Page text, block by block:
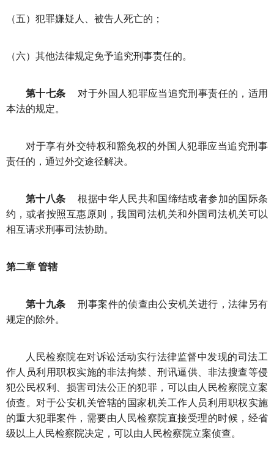
（五）犯罪嫌疑人、被告人死亡的；
（六）其他法律规定免予追究刑事责任的。
第十七条
对于外国人犯罪应当追究刑事责任的，适用
本法的规定。
对于享有外交特权和豁免权的外国人犯罪应当追究刑事
责任的，通过外交途径解决。
第十八条
根据中华人民共和国缔结或者参加的国际条
约，或者按照互惠原则，我国司法机关和外国司法机关可以
相互请求刑事司法协助。
第二章 管辖
第十九条
刑事案件的侦查由公安机关进行，法律另有
规定的除外。
人民检察院在对诉讼活动实行法律监督中发现的司法工
作人员利用职权实施的非法拘禁、刑讯逼供、非法搜查等侵
犯公民权利、损害司法公正的犯罪，可以由人民检察院立案
侦查。对于公安机关管辖的国家机关工作人员利用职权实施
的重大犯罪案件，需要由人民检察院直接受理的时候，经省
级以上人民检察院决定，可以由人民检察院立案侦查。